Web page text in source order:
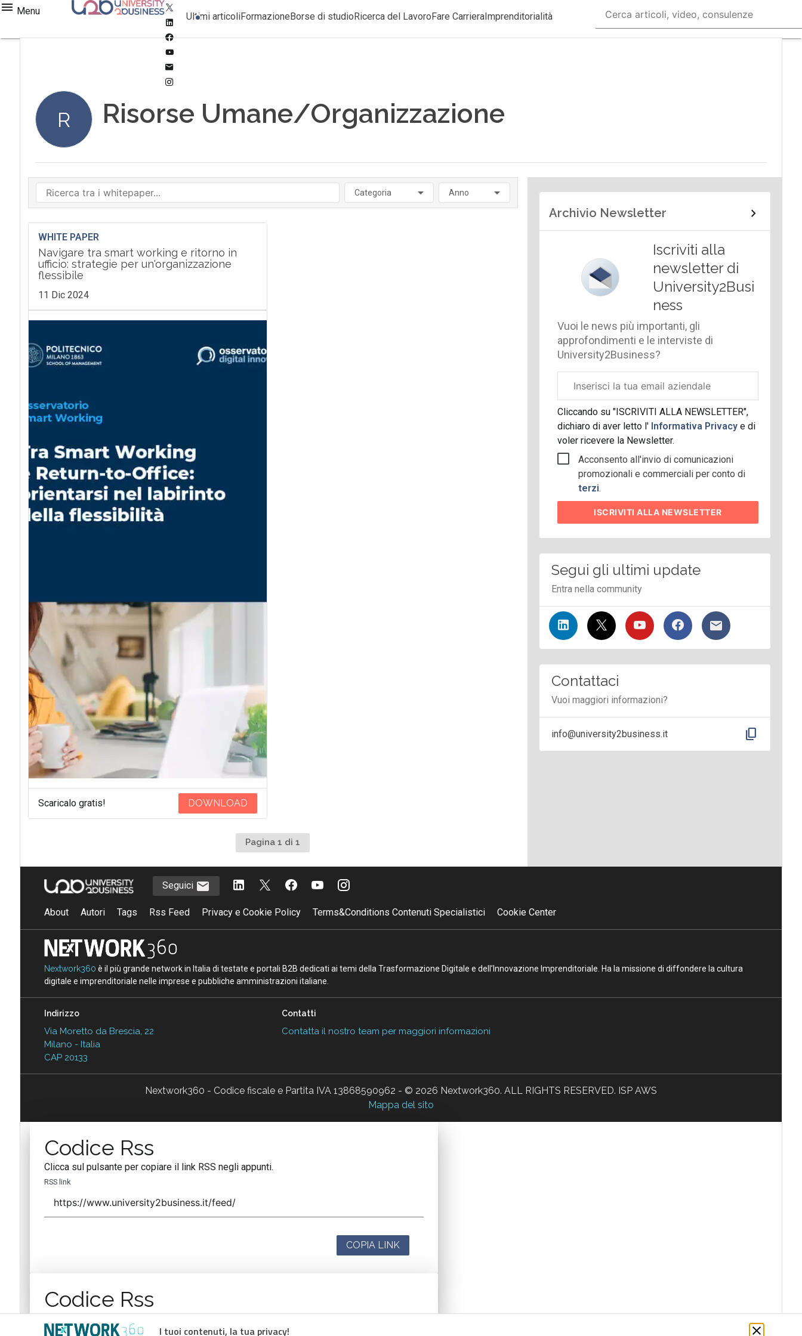
Menu
Linkedin
Facebook
Ultimi articoliFormazioneBorse di studioRicerca del LavoroFare CarrieraImprenditorialità
R Risorse Umane/Organizzazione
Categoria Anno
WHITE PAPER
Navigare tra smart working e ritorno in
ufficio: strategie per un'organizzazione
flessibile
11 Dic 2024
Scaricalo gratis! DOWNLOAD
Pagina 1 di 1
Archivio Newsletter
Iscriviti alla
newsletter di
University2Busi
ness
Vuoi le news più importanti, gli
approfondimenti e le interviste di
University2Business?
aziendale
Cliccando su "ISCRIVITI ALLA NEWSLETTER",
dichiaro di aver letto l' Informativa Privacye di
voler ricevere la Newsletter.
Acconsento all'invio di comunicazioni
promozionali e commerciali per conto di
terzi.
ISCRIVITIALLA NEWSLETTER
Segui gli ultimi update
Entra nella community
Contattaci
Vuoi maggiori informazioni?
info@university2business.it content_copy
I tuoi contenuti, la tua privacy!
Seguici
About Autori Tags Rss Feed Privacy e Cookie Policy Terms&Conditions Contenuti Specialistici Cookie Center
Nextwork360 è il più grande network in Italia di testate e portali B2B dedicati ai temi della Trasformazione Digitale e dell’Innovazione Imprenditoriale. Ha la missione di diffondere la cultura
digitale e imprenditoriale nelle imprese e pubbliche amministrazioni italiane.
Indirizzo
Via Moretto da Brescia, 22
Milano - Italia
CAP 20133
Contatti
Contatta il nostro team per maggiori informazioni
Nextwork360 - Codice fiscale e Partita IVA 13868590962 - © 2026 Nextwork360. ALL RIGHTS RESERVED. ISP AWS
Mappa del sito
Codice Rss
Clicca sul pulsante per copiare il link RSS negli appunti.
RSS link
COPIA LINK
Codice Rss
RSS link